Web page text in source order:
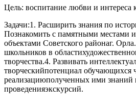
Цель: воспитание любви и интереса
Задачи:1. Расширить знания по
Познакомить с памятными местами
объектами Советского районаг.
школьников в
творчества.4. Развивать
творческийпотенциал обучающихся
реализациюполученных ими знаний
проведенияэкскурсий.